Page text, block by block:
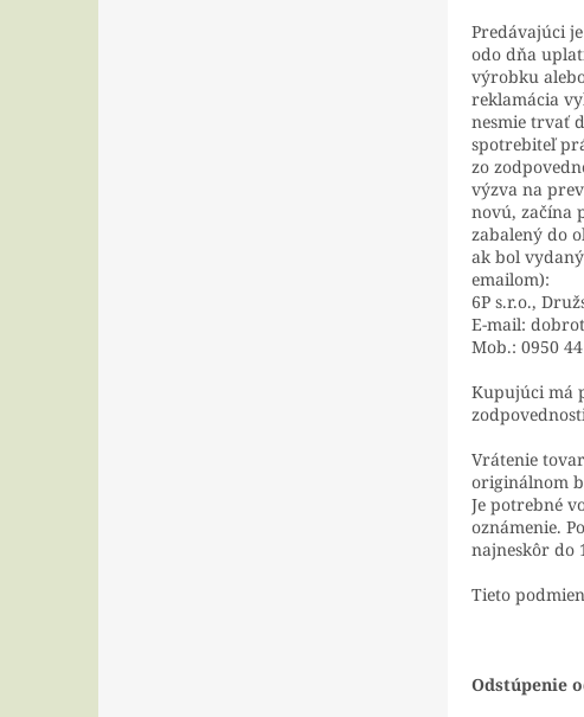
Predávajúci
odo dňa
výrobku
reklamácia
nesmie trvať
spotrebiteľ
zo
výzva na
novú, začína
zabalený do
ak bol
emailom):
6P s.r.o.,
E-mail:
Mob.: 0950
Kupujúci má
Vrátenie
originálnom
Je potrebné
oznámenie.
najneskôr do
Tieto
Odstúpenie